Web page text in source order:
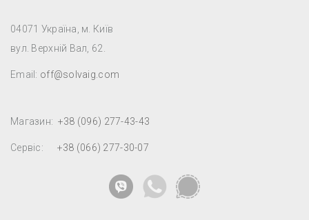
04071 Україна, м. Київ
вул. Верхній Вал, 62.
Email: off@solvaig.com
Магазин: +38 (096) 277-43-43
Сервіс: +38 (066) 277-30-07